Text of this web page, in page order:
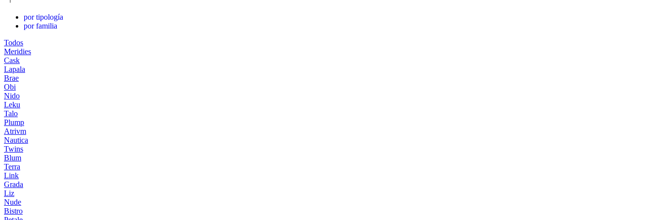
por tipología
por familia
Todos
Meridies
Cask
Lapala
Brae
Obi
Nido
Leku
Talo
Plump
Atrivm
Nautica
Twins
Blum
Terra
Link
Grada
Liz
Nude
Bistro